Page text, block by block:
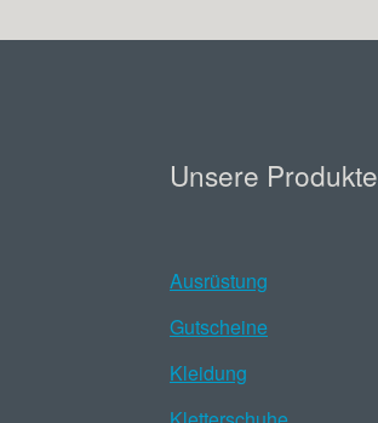
Unsere Produkte
Ausrüstung
Gutscheine
Kleidung